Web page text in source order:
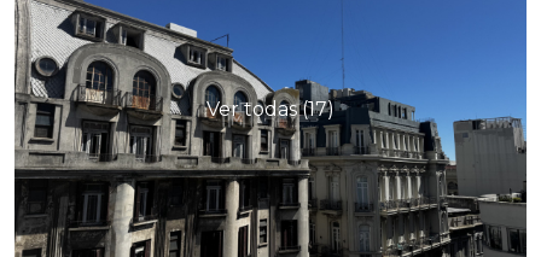
Ver todas (17)